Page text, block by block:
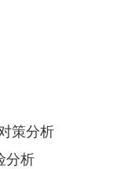
策分析
分析